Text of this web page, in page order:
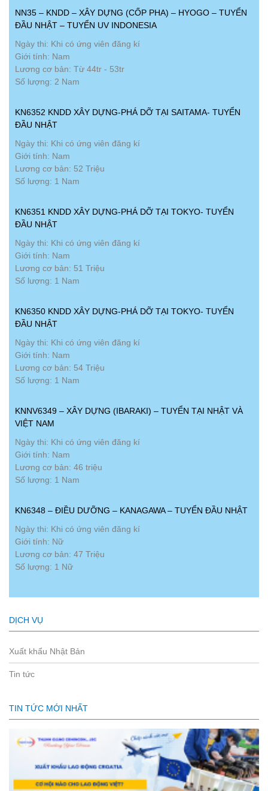
NN35 – KNDD – XÂY DỰNG (CỐP PHA) – HYOGO – TUYỂN
ĐẦU NHẬT – TUYỂN UV INDONESIA
Ngày thi: Khi có ứng viên đăng kí
Giới tính: Nam
Lương cơ bản: Từ 44tr - 53tr
Số lượng: 2 Nam
KN6352 KNDD XÂY DỰNG-PHÁ DỠ TẠI SAITAMA- TUYỂN
ĐẦU NHẬT
Ngày thi: Khi có ứng viên đăng kí
Giới tính: Nam
Lương cơ bản: 52 Triệu
Số lượng: 1 Nam
KN6351 KNDD XÂY DỰNG-PHÁ DỠ TẠI TOKYO- TUYỂN
ĐẦU NHẬT
Ngày thi: Khi có ứng viên đăng kí
Giới tính: Nam
Lương cơ bản: 51 Triệu
Số lượng: 1 Nam
KN6350 KNDD XÂY DỰNG-PHÁ DỠ TẠI TOKYO- TUYỂN
ĐẦU NHẬT
Ngày thi: Khi có ứng viên đăng kí
Giới tính: Nam
Lương cơ bản: 54 Triệu
Số lượng: 1 Nam
KNNV6349 – XÂY DỰNG (IBARAKI) – TUYỂN TẠI NHẬT VÀ
VIỆT NAM
Ngày thi: Khi có ứng viên đăng kí
Giới tính: Nam
Lương cơ bản: 46 triệu
Số lượng: 1 Nam
KN6348 – ĐIỀU DƯỠNG – KANAGAWA – TUYỂN ĐẦU NHẬT
Ngày thi: Khi có ứng viên đăng kí
Giới tính: Nữ
Lương cơ bản: 47 Triệu
Số lượng: 1 Nữ
DỊCH VỤ
Xuất khẩu Nhật Bản
Tin tức
TIN TỨC MỚI NHẤT